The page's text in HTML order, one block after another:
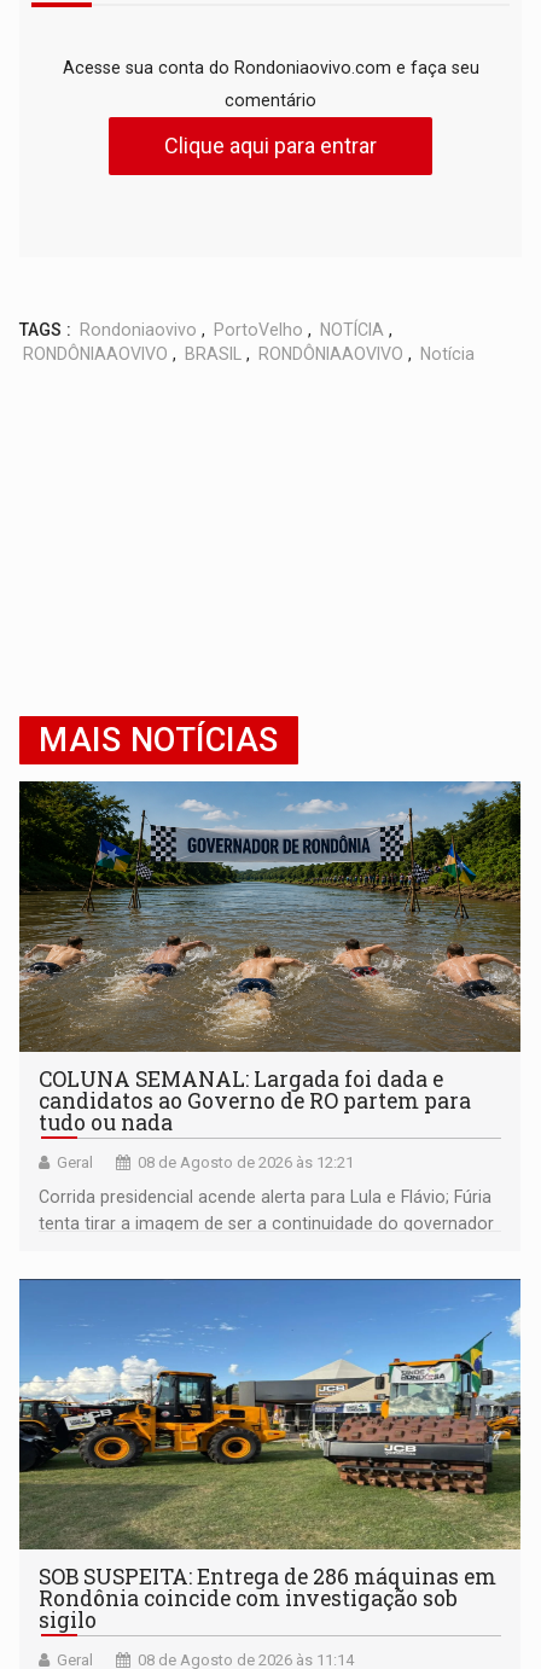
Acesse sua conta do Rondoniaovivo.com e faça seu
comentário
Clique aqui para entrar
TAGS : Rondoniaovivo , PortoVelho , NOTÍCIA ,
RONDÔNIAAOVIVO , BRASIL , RONDÔNIAAOVIVO , Notícia
MAIS NOTÍCIAS
COLUNA SEMANAL: Largada foi dada e
candidatos ao Governo de RO partem para
tudo ou nada
Geral 08 de Agosto de 2026 às 12:21
Corrida presidencial acende alerta para Lula e Flávio; Fúria
tenta tirar a imagem de ser a continuidade do governador
não ter entrado no modo eleição; ABAV faz evento em
SOB SUSPEITA: Entrega de 286 máquinas em
Rondônia coincide com investigação sob
sigilo
Geral 08 de Agosto de 2026 às 11:14